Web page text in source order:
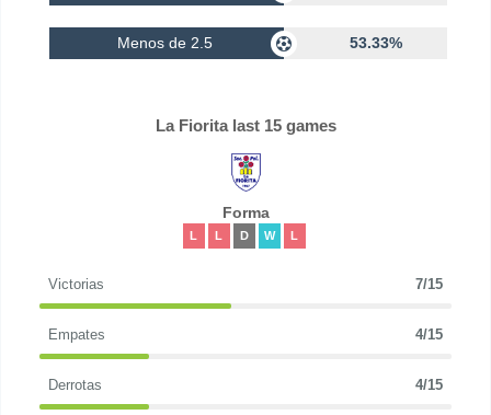
Menos de 2.5 53.33%
La Fiorita last 15 games
Forma
L L D W L
Victorias 7/15
Empates 4/15
Derrotas 4/15